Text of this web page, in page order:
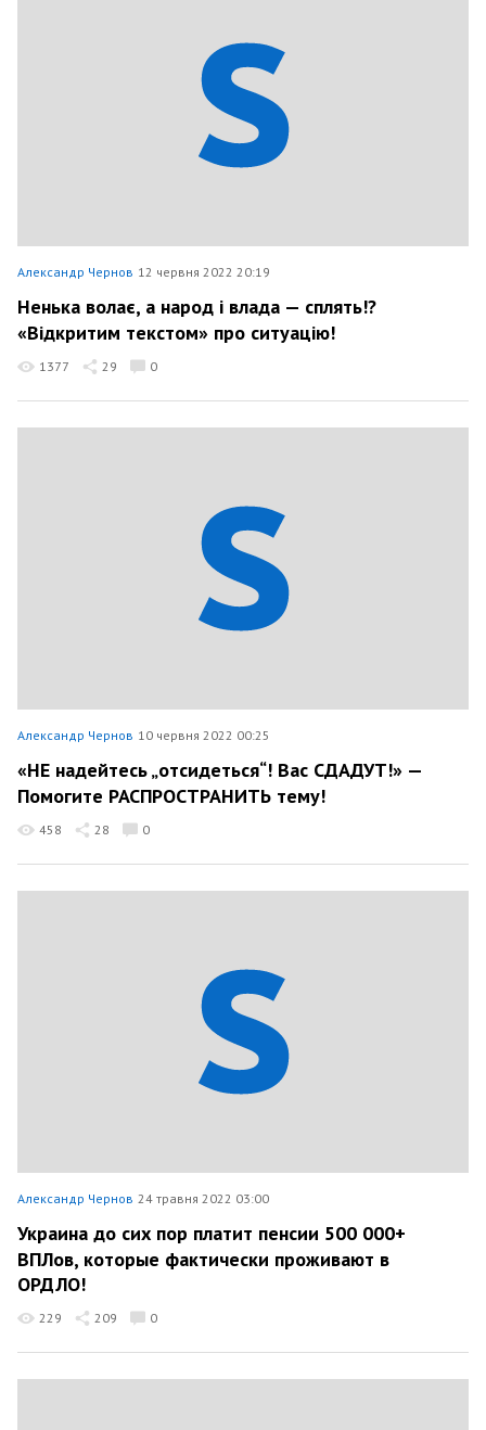
Александр Чернов 12 червня 2022 20:19
Ненька волає, а народ і влада — сплять!?
«Відкритим текстом» про ситуацію!
1377 29 0
Александр Чернов 10 червня 2022 00:25
«НЕ надейтесь „отсидеться“! Вас СДАДУТ!» —
Помогите РАСПРОСТРАНИТЬ тему!
458 28 0
Александр Чернов 24 травня 2022 03:00
Украина до сих пор платит пенсии 500 000+
ВПЛов, которые фактически проживают в
ОРДЛО!
229 209 0